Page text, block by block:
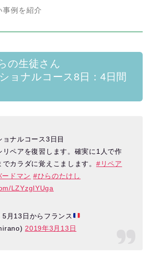
事例を紹介
の生徒さん
ョナルコース8日：4日間
ョナルコース3日目
リペアを復習します。確実に1人で作
カラダに覚えこまします。 #リペア
ードマン #ひらのたけし
LZYzgIYUga
月13日からフランス
2019年3月13日